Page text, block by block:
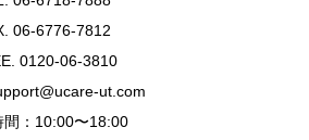
06-6776-7812
0120-06-3810
ut.com
間：10:00〜18:00